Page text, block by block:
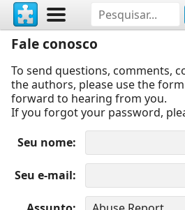
Fale conosco
To send questions, comments,
the authors, please use the
forward to hearing from you.
If you forgot your password,
Seu nome
Seu e-mail